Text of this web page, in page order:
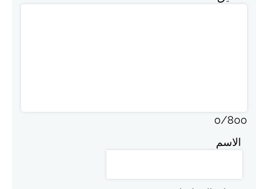
0/800
الاسم